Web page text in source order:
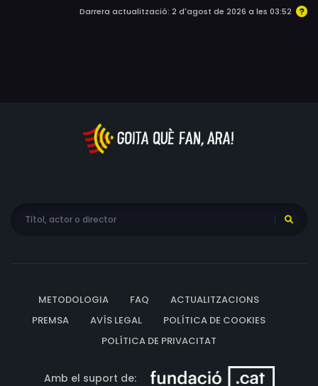
Darrera actualització: 2 d'agost de 2026 a les 03:52
METODOLOGIA FAQ
ACTUALITZACIONS
PREMSA
AVÍS LEGAL
POLÍTICA DE COOKIES
POLÍTICA DE PRIVACITAT
Amb el suport de: